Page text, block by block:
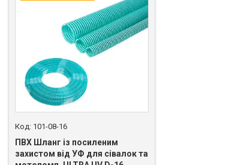
101-08-16
ПВХ Шланг із посиленим
захистом від УФ для сівалок та